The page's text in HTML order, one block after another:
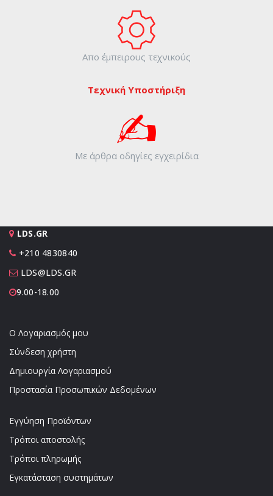
Απο έμπειρους τεχνικούς
Τεχνική Υποστήριξη
Με άρθρα οδηγίες εγχειρίδια
LDS.GR
+210 4830840
LDS@LDS.GR
9.00-18.00
Ο Λογαριασμός μου
Σύνδεση χρήστη
Δημιουργία Λογαριασμού
Προστασία Προσωπικών Δεδομένων
Εγγύηση Προϊόντων
Τρόποι αποστολής
Τρόποι πληρωμής
Εγκατάσταση συστημάτων